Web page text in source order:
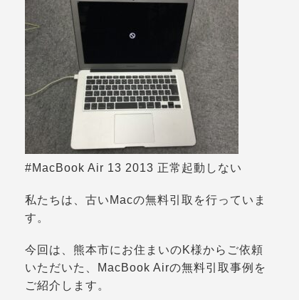
#MacBook Air 13 2013 正常起動しない
私たちは、古いMacの無料引取を行っていま
す。
今回は、熊本市にお住まいのK様からご依頼
いただいた、MacBook Airの無料引取事例を
ご紹介します。